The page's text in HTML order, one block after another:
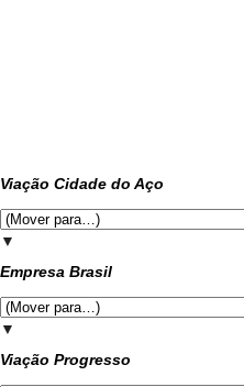
Viação Cidade do Aço
▼
Empresa Brasil
▼
Viação Progresso